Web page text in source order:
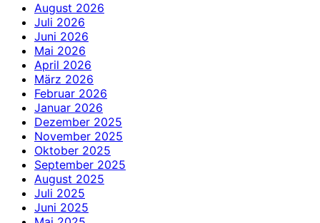
August 2026
Juli 2026
Juni 2026
Mai 2026
April 2026
März 2026
Februar 2026
Januar 2026
Dezember 2025
November 2025
Oktober 2025
September 2025
August 2025
Juli 2025
Juni 2025